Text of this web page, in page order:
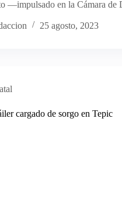
—impulsado en la Cámara de
25 agosto, 2023
cargado de sorgo en Tepic